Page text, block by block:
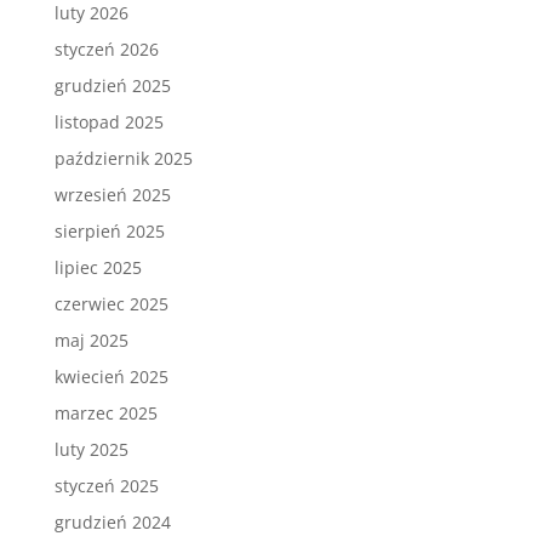
luty 2026
styczeń 2026
grudzień 2025
listopad 2025
październik 2025
wrzesień 2025
sierpień 2025
lipiec 2025
czerwiec 2025
maj 2025
kwiecień 2025
marzec 2025
luty 2025
styczeń 2025
grudzień 2024